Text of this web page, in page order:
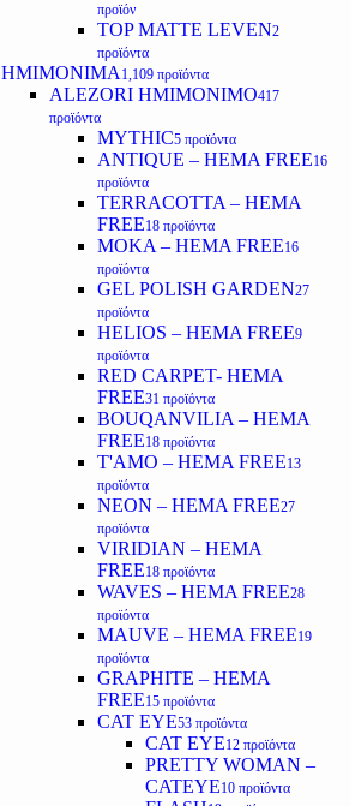
προϊόν
TOP MATTE LEVEN2
προϊόντα
ΗΜΙΜΟΝΙΜΑ 1,109 προϊόντα
ALEZORI ΗΜΙΜΟΝΙΜΟ417
προϊόντα
MYTHIC5 προϊόντα
ANTIQUE – HEMA FREE16
προϊόντα
TERRACOTTA – HEMA
FREE18 προϊόντα
MOKA – HEMA FREE16
προϊόντα
GEL POLISH GARDEN27
προϊόντα
HELIOS – HEMA FREE9
προϊόντα
RED CARPET- HEMA
FREE31 προϊόντα
BOUQANVILIA – HEMA
FREE18 προϊόντα
T'AMO – HEMA FREE13
προϊόντα
NEON – HEMA FREE27
προϊόντα
VIRIDIAN – HEMA
FREE18 προϊόντα
WAVES – HEMA FREE28
προϊόντα
MAUVE – HEMA FREE19
προϊόντα
GRAPHITE – HEMA
FREE15 προϊόντα
CAT EYE53 προϊόντα
CAT EYE12 προϊόντα
PRETTY WOMAN –
CATEYE10 προϊόντα